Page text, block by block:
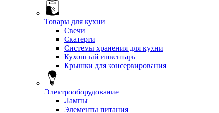
Товары для кухни
Свечи
Скатерти
Системы хранения для кухни
Кухонный инвентарь
Крышки для консервирования
Электрооборудование
Лампы
Элементы питания